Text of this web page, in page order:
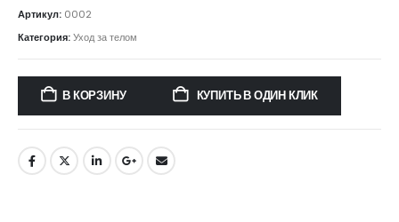
Артикул: 0002
Категория:Уход за телом
В КОРЗИНУ КУПИТЬ В ОДИН КЛИК